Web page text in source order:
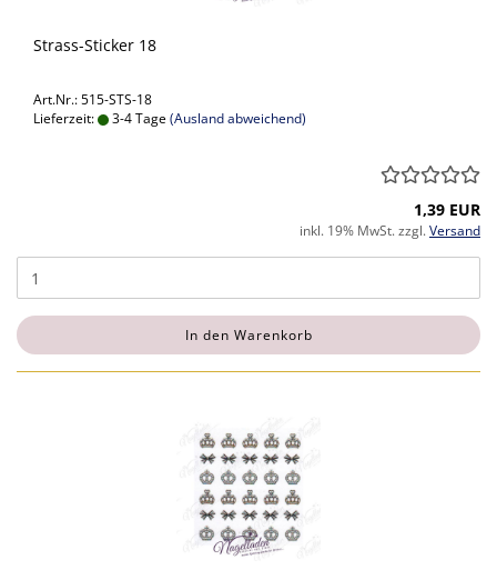
Strass-Sticker 18
Art.Nr.: 515-STS-18
Lieferzeit:
3-4 Tage(Ausland abweichend)
1,39 EUR
inkl. 19% MwSt. zzgl.Versand
In den Warenkorb